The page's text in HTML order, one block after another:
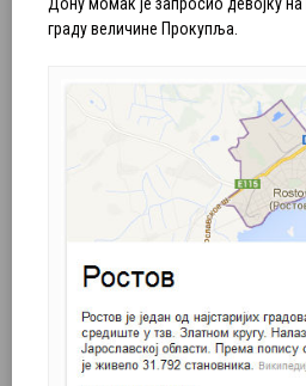
граду величине Прокупља.